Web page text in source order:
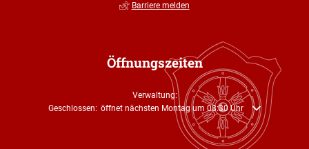
Barriere melden
Öffnungszeiten
Verwaltung:
Klicken, um weitere Öffnungs- oder Schließzeiten auszublenden
Geschlossen: öffnet nächsten Montag um 08:30 Uhr